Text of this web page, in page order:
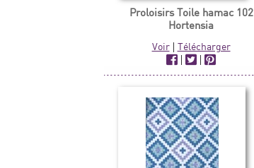
Proloisirs Toile hamac 102
Hortensia
Voir| Télécharger
|
|